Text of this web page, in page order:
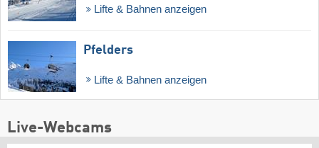
Lifte & Bahnen anzeigen
Pfelders
Lifte & Bahnen anzeigen
Live-Webcams